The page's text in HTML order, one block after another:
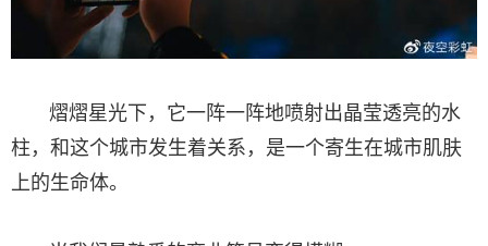
熠熠星光下，它一阵一阵地喷射出晶莹透亮的水
柱，和这个城市发生着关系，是一个寄生在城市肌肤
上的生命体。